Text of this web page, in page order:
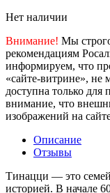
Нет наличии
Внимание! Мы
рекомендациям
информируем, что
«сайте-витрине», не
доступна только для
внимание, что
изображений на
Описание
Отзывы
Тинацци — это
историей. В начале